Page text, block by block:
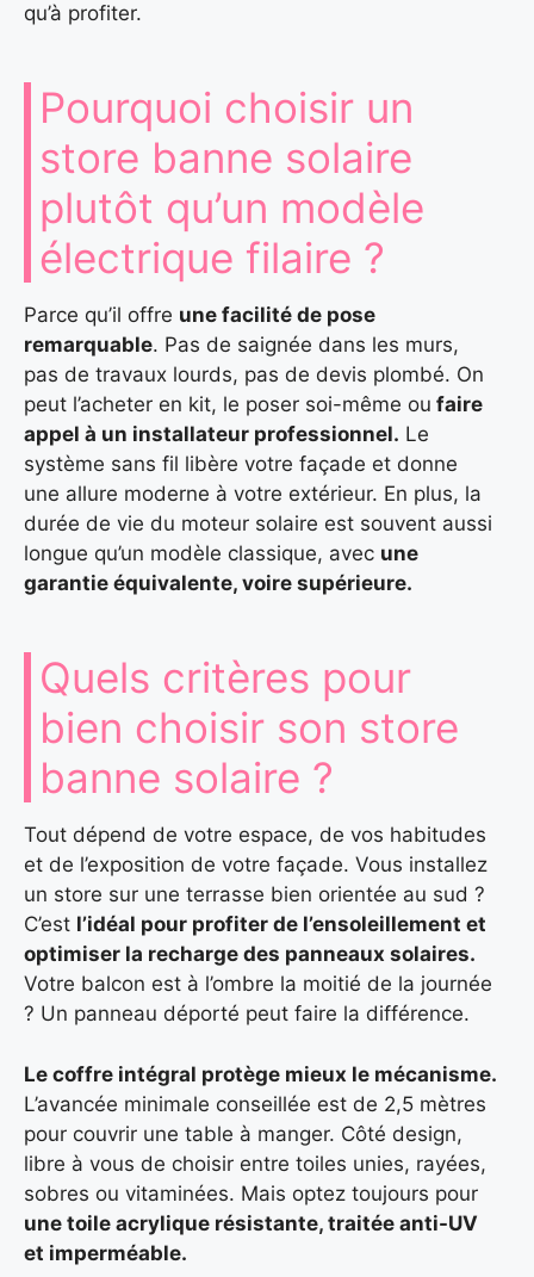
qu’à profiter.
Pourquoi choisir un
store banne solaire
plutôt qu’un modèle
électrique filaire ?
Parce qu’il offre une facilité de pose
remarquable. Pas de saignée dans les murs,
pas de travaux lourds, pas de devis plombé. On
peut l’acheter en kit, le poser soi-même ou faire
appel à un installateur professionnel. Le
système sans fil libère votre façade et donne
une allure moderne à votre extérieur. En plus, la
durée de vie du moteur solaire est souvent aussi
longue qu’un modèle classique, avec une
garantie équivalente, voire supérieure.
Quels critères pour
bien choisir son store
banne solaire ?
Tout dépend de votre espace, de vos habitudes
et de l’exposition de votre façade. Vous installez
un store sur une terrasse bien orientée au sud ?
C’est l’idéal pour profiter de l’ensoleillement et
optimiser la recharge des panneaux solaires.
Votre balcon est à l’ombre la moitié de la journée
? Un panneau déporté peut faire la différence.
Le coffre intégral protège mieux le mécanisme.
L’avancée minimale conseillée est de 2,5 mètres
pour couvrir une table à manger. Côté design,
libre à vous de choisir entre toiles unies, rayées,
sobres ou vitaminées. Mais optez toujours pour
une toile acrylique résistante, traitée anti-UV
et imperméable.